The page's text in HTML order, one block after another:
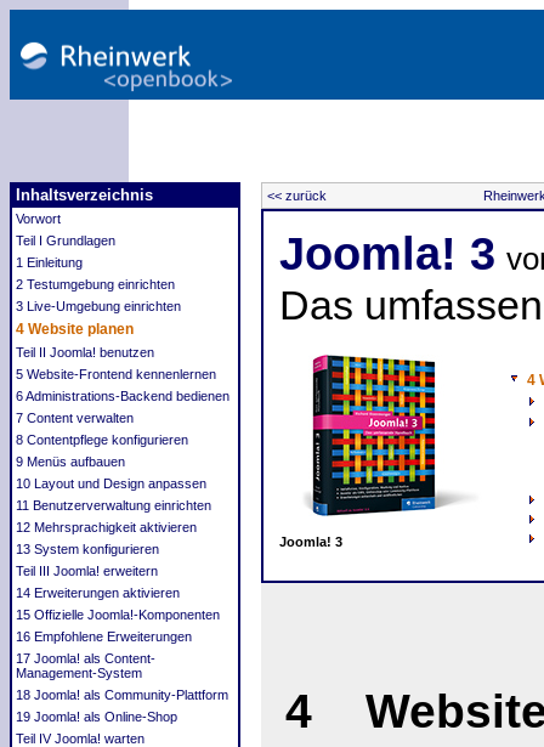
Inhaltsverzeichnis
Vorwort
Teil I Grundlagen
1 Einleitung
2 Testumgebung einrichten
3 Live-Umgebung einrichten
4 Website planen
Teil II Joomla! benutzen
5 Website-Frontend kennenlernen
6 Administrations-Backend bedienen
7 Content verwalten
8 Contentpflege konfigurieren
9 Menüs aufbauen
10 Layout und Design anpassen
11 Benutzerverwaltung einrichten
12 Mehrsprachigkeit aktivieren
13 System konfigurieren
Teil III Joomla! erweitern
14 Erweiterungen aktivieren
15 Offizielle Joomla!-Komponenten
16 Empfohlene Erweiterungen
17 Joomla! als Content-
Management‐System
18 Joomla! als Community-Plattform
19 Joomla! als Online-Shop
Teil IV Joomla! warten
<< zurück
Joomla! 3
Das
Joomla! 3
4
4